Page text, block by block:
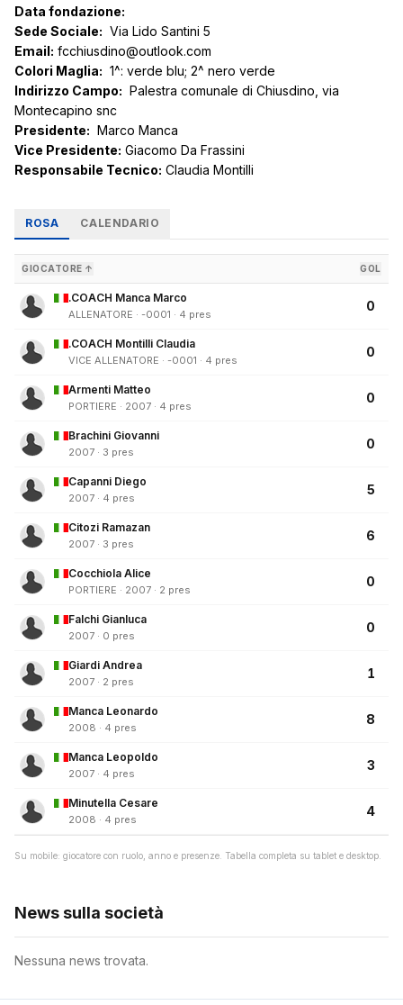
Data fondazione:
Sede Sociale: Via Lido Santini 5
Email: fcchiusdino@outlook.com
Colori Maglia: 1^: verde blu; 2^ nero verde
Indirizzo Campo: Palestra comunale di Chiusdino, via
Montecapino snc
Presidente: Marco Manca
Vice Presidente: Giacomo Da Frassini
Responsabile Tecnico: Claudia Montilli
ROSA CALENDARIO
GIOCATORE ↑ GOL
.COACH Manca Marco
ALLENATORE · -0001 · 4 pres
0
.COACH Montilli Claudia
VICE ALLENATORE · -0001 · 4 pres
0
Armenti Matteo
PORTIERE · 2007 · 4 pres
0
Brachini Giovanni
2007 · 3 pres
0
Capanni Diego
2007 · 4 pres
5
Citozi Ramazan
2007 · 3 pres
6
Cocchiola Alice
PORTIERE · 2007 · 2 pres
0
Falchi Gianluca
2007 · 0 pres
0
Giardi Andrea
2007 · 2 pres
1
Manca Leonardo
2008 · 4 pres
8
Manca Leopoldo
2007 · 4 pres
3
Minutella Cesare
2008 · 4 pres
4
Su mobile: giocatore con ruolo, anno e presenze. Tabella completa su tablet e desktop.
News sulla società
Nessuna news trovata.